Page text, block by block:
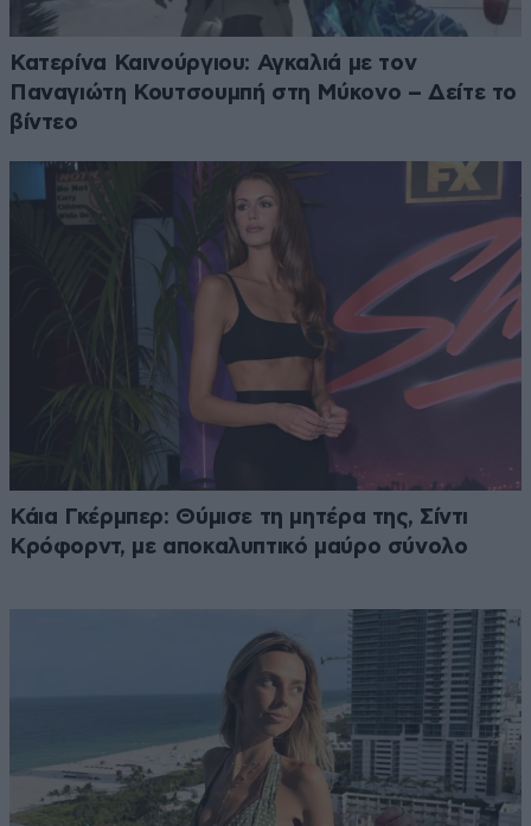
Κατερίνα Καινούργιου: Αγκαλιά με τον
Παναγιώτη Κουτσουμπή στη Μύκονο – Δείτε το
βίντεο
Κάια Γκέρμπερ: Θύμισε τη μητέρα της, Σίντι
Κρόφορντ, με αποκαλυπτικό μαύρο σύνολο